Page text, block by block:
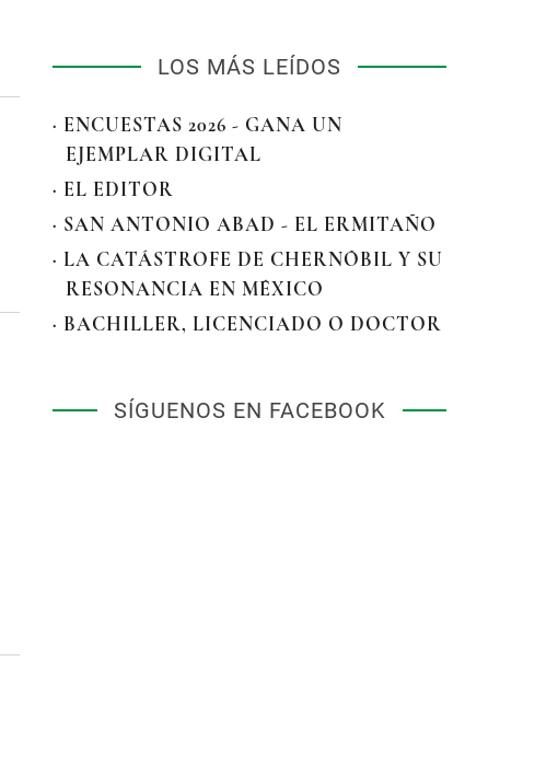
LOS MÁS LEÍDOS
· ENCUESTAS 2026 - GANA UN
EJEMPLAR DIGITAL
· EL EDITOR
· SAN ANTONIO ABAD - EL ERMITAÑO
· LA CATÁSTROFE DE CHERNÓBIL Y SU
RESONANCIA EN MÉXICO
· BACHILLER, LICENCIADO O DOCTOR
SÍGUENOS EN FACEBOOK